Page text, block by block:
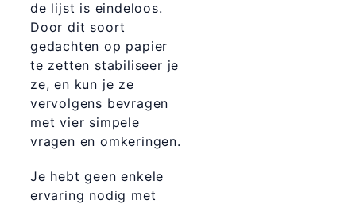
de lijst is eindeloos.
Door dit soort
gedachten op papier
te zetten stabiliseer je
ze, en kun je ze
vervolgens bevragen
met vier simpele
vragen en omkeringen.
Je hebt geen enkele
ervaring nodig met